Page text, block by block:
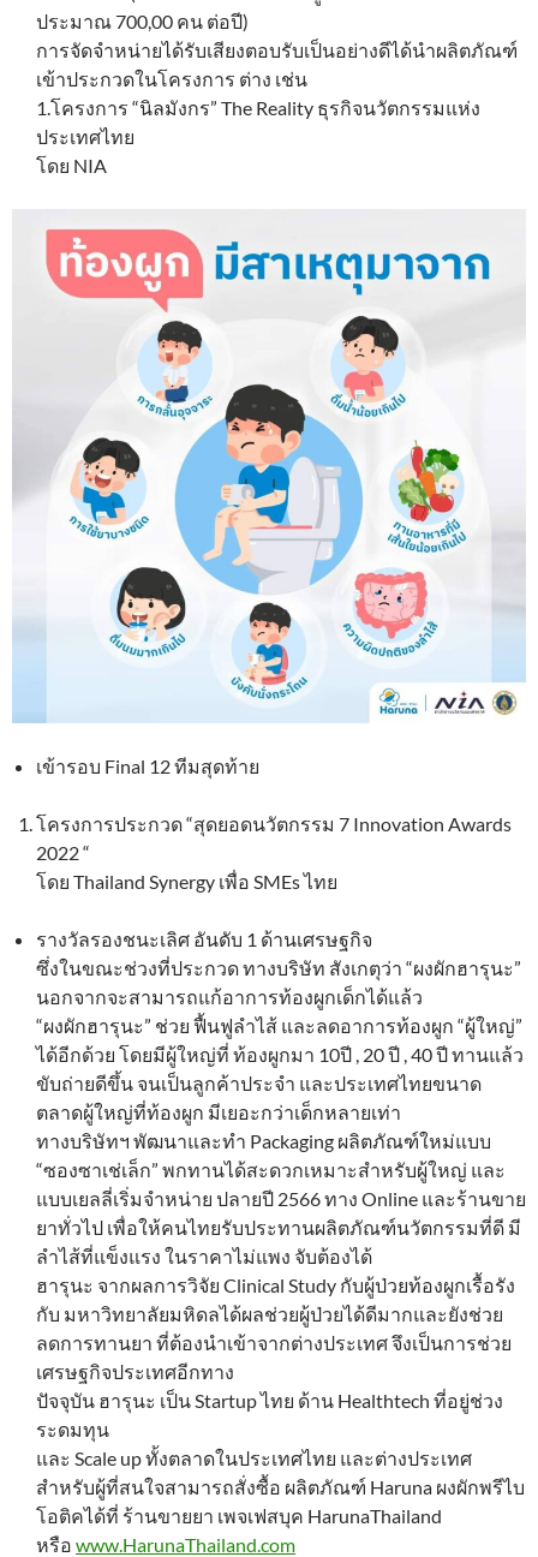
ประมาณ 700,00 คน ต่อปี)
การจัดจำหน่ายได้รับเสียงตอบรับเป็นอย่างดีได้นำผลิตภัณฑ์
เข้าประกวดในโครงการ ต่าง เช่น
1.โครงการ “นิลมังกร” The Reality ธุรกิจนวัตกรรมแห่ง
ประเทศไทย
โดย NIA
เข้ารอบ Final 12 ทีมสุดท้าย
โครงการประกวด “สุดยอดนวัตกรรม 7 Innovation Awards
2022 “
โดย Thailand Synergy เพื่อ SMEs ไทย
รางวัลรองชนะเลิศ อันดับ 1 ด้านเศรษฐกิจ
ซึ่งในขณะช่วงที่ประกวด ทางบริษัท สังเกตุว่า “ผงผักฮารุนะ”
นอกจากจะสามารถแก้อาการท้องผูกเด็กได้แล้ว
“ผงผักฮารุนะ” ช่วย ฟื้นฟูลำไส้ และลดอาการท้องผูก “ผู้ใหญ่”
ได้อีกด้วย โดยมีผู้ใหญ่ที่ ท้องผูกมา 10ปี , 20 ปี , 40 ปี ทานแล้ว
ขับถ่ายดีขึ้น จนเป็นลูกค้าประจำ และประเทศไทยขนาด
ตลาดผู้ใหญ่ที่ท้องผูก มีเยอะกว่าเด็กหลายเท่า
ทางบริษัทฯ พัฒนาและทำ Packaging ผลิตภัณฑ์ใหม่แบบ
“ซองซาเช่เล็ก” พกทานได้สะดวกเหมาะสำหรับผู้ใหญ่ และ
แบบเยลลี่เริ่มจำหน่าย ปลายปี 2566 ทาง Online และร้านขาย
ยาทั่วไป เพื่อให้คนไทยรับประทานผลิตภัณฑ์นวัตกรรมที่ดี มี
ลำไส้ที่แข็งแรง ในราคาไม่แพง จับต้องได้
ฮารุนะ จากผลการวิจัย Clinical Study กับผู้ป่วยท้องผูกเรื้อรัง
กับ มหาวิทยาลัยมหิดลได้ผลช่วยผู้ป่วยได้ดีมากและยังช่วย
ลดการทานยา ที่ต้องนำเข้าจากต่างประเทศ จึงเป็นการช่วย
เศรษฐกิจประเทศอีกทาง
ปัจจุบัน ฮารุนะ เป็น Startup ไทย ด้าน Healthtech ที่อยู่ช่วง
ระดมทุน
และ Scale up ทั้งตลาดในประเทศไทย และต่างประเทศ
สำหรับผู้ที่สนใจสามารถสั่งซื้อ ผลิตภัณฑ์ Haruna ผงผักพรีไบ
โอติคได้ที่ ร้านขายยา เพจเฟสบุค HarunaThailand
หรือ www.HarunaThailand.com